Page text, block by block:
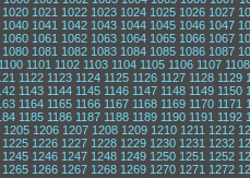
1020 1021 1022 1023 1024 1025 1026 1027
1040 1041 1042 1043 1044 1045 1046 1047
1060 1061 1062 1063 1064 1065 1066 1067
1080 1081 1082 1083 1084 1085 1086 1087
1100 1101 1102 1103 1104 1105 1106 1107 1108
1122 1123 1124 1125 1126 1127 1128 1129
1143 1144 1145 1146 1147 1148 1149 1150
1164 1165 1166 1167 1168 1169 1170 1171
1185 1186 1187 1188 1189 1190 1191 1192
1205 1206 1207 1208 1209 1210 1211 1212
1225 1226 1227 1228 1229 1230 1231 1232
1245 1246 1247 1248 1249 1250 1251 1252
1265 1266 1267 1268 1269 1270 1271 1272